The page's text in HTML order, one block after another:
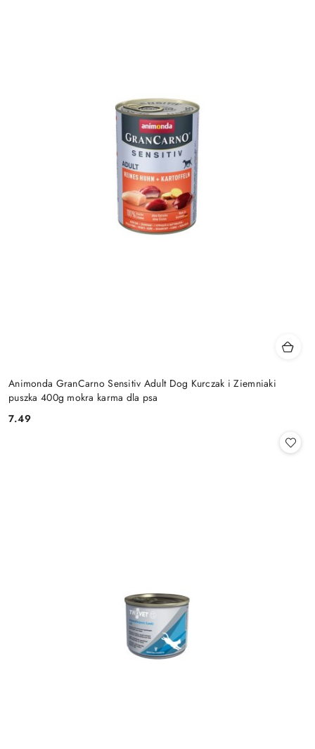
Animonda GranCarno Sensitiv Adult Dog Kurczak i Ziemniaki
puszka 400g mokra karma dla psa
Cena:
7.49